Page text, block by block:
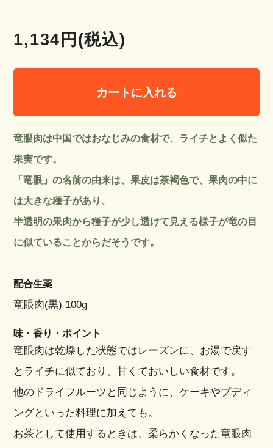
1,134円(税込)
カートに入れる
竜眼肉は中国ではおなじみの食材で、ライチとよく似た
果実です。
「竜眼」の名前の由来は、果皮は茶褐色で、果肉の中に
は大きな種子があり、
半透明の果肉から種子が少し透けて見える様子が竜の目
に似ていることからだそうです。
配合生薬
竜眼肉(黒) 100g
味・香り・ポイント
竜眼肉は乾燥した状態ではレーズンに、お湯で戻す
とライチに似ており、甘くておいしい食材です。
他のドライフルーツと同じように、ケーキやプディ
ングといった料理に加えても。
お茶として使用するときは、柔らかくなった竜眼肉